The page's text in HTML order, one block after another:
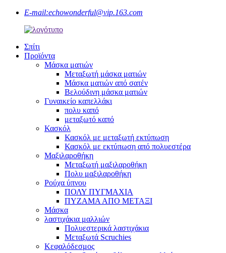
E-mail:echowonderful@vip.163.com
Σπίτι
Προϊόντα
Μάσκα ματιών
Μεταξωτή μάσκα ματιών
Μάσκα ματιών από σατέν
Βελούδινη μάσκα ματιών
Γυναικείο καπελλάκι
πολυ καπό
μεταξωτό καπό
Κασκόλ
Κασκόλ με μεταξωτή εκτύπωση
Κασκόλ με εκτύπωση από πολυεστέρα
Μαξιλαροθήκη
Μεταξωτή μαξιλαροθήκη
Πολυ μαξιλαροθήκη
Ρούχα ύπνου
ΠΟΛΥ ΠΥΓΜΑΧΙΑ
ΠΥΖΑΜΑ ΑΠΟ ΜΕΤΑΞΙ
Μάσκα
λαστιχάκια μαλλιών
Πολυεστερικά λαστιχάκια
Μεταξωτά Scruchies
Κεφαλόδεσμος